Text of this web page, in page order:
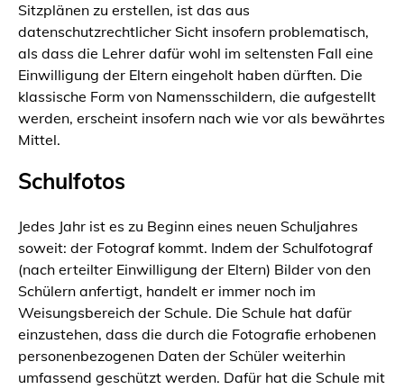
Sitzplänen zu erstellen, ist das aus
datenschutzrechtlicher Sicht insofern problematisch,
als dass die Lehrer dafür wohl im seltensten Fall eine
Einwilligung der Eltern eingeholt haben dürften. Die
klassische Form von Namensschildern, die aufgestellt
werden, erscheint insofern nach wie vor als bewährtes
Mittel.
Schulfotos
Jedes Jahr ist es zu Beginn eines neuen Schuljahres
soweit: der Fotograf kommt. Indem der Schulfotograf
(nach erteilter Einwilligung der Eltern) Bilder von den
Schülern anfertigt, handelt er immer noch im
Weisungsbereich der Schule. Die Schule hat dafür
einzustehen, dass die durch die Fotografie erhobenen
personenbezogenen Daten der Schüler weiterhin
umfassend geschützt werden. Dafür hat die Schule mit